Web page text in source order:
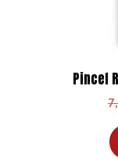
Pincel